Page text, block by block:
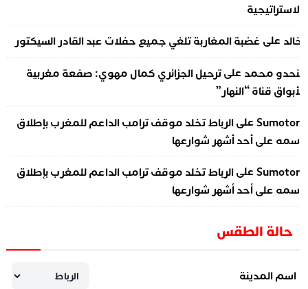
علىغضبة المغاربة تلغي جميع حفلات عبد القادر السيكتور
محمدعلىترحيل الجزائري كمال مهوي: صفعة مغربية
قناة “النهار”
علىالرباط تخلد موقف ترامب الداعم للمغرب بإطلاق
على أحد أشهر شوارعها
علىالرباط تخلد موقف ترامب الداعم للمغرب بإطلاق
على أحد أشهر شوارعها
حالة الطقس
اسم المدينة